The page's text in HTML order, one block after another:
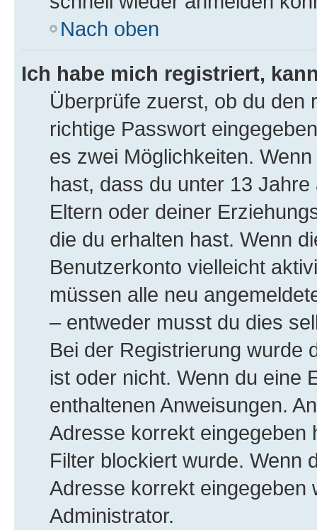
Nach oben
Ich habe mich registriert,
Überprüfe zuerst, ob du den
richtige Passwort
es zwei Möglichkeiten. Wenn
hast, dass du unter 13
Eltern oder deiner
die du erhalten hast. Wenn
Benutzerkonto vielleicht
müssen alle neu
– entweder musst du dies
Bei der Registrierung wurde
ist oder nicht. Wenn du eine
enthaltenen Anweisungen.
Adresse korrekt eingegeben
Filter blockiert wurde. Wenn
Adresse korrekt eingegeben
Administrator.